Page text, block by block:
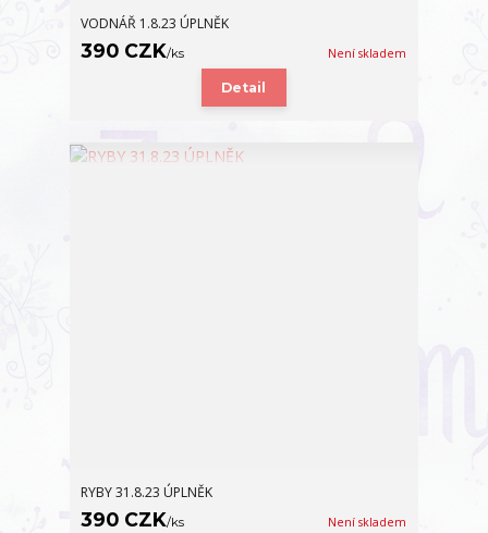
VODNÁŘ 1.8.23 ÚPLNĚK
390 CZK/ks Není skladem
Detail
RYBY 31.8.23 ÚPLNĚK
390 CZK/ks Není skladem